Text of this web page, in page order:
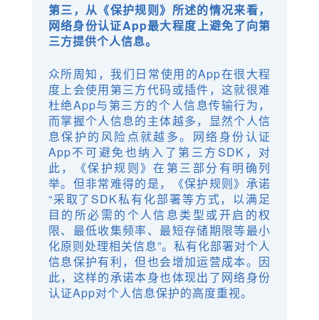
第三，从《保护规则》所述的情况来看，
网络身份认证App最大程度上避免了向第
三方提供个人信息。
众所周知，我们日常使用的App在很大程
度上会使用第三方代码或插件，这就很难
杜绝App与第三方的个人信息传输行为，
而掌握个人信息的主体越多，显然个人信
息保护的风险点就越多。网络身份认证
App不可避免也纳入了第三方SDK，对
此，《保护规则》在第三部分有明确列
举。但非常难得的是，《保护规则》承诺
“采取了SDK私有化部署等方式，以满足
目的所必需的个人信息类型或开启的权
限、最低收集频率、最短存储期限等最小
化原则处理相关信息”。私有化部署对个人
信息保护有利，但也会增加运营成本。因
此，这样的承诺本身也体现出了网络身份
认证App对个人信息保护的高度重视。